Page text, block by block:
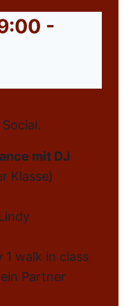
-
mit DJ
Klasse)
1 walk in class
Partner